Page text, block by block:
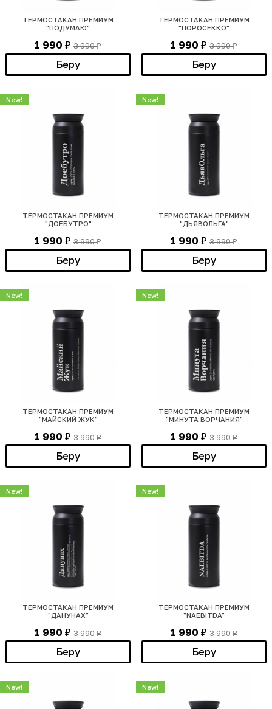
ТЕРМОСТАКАН ПРЕМИУМ
"ПОДУМАЮ"
1 990 ₽ 3 990₽
Беру
ТЕРМОСТАКАН ПРЕМИУМ
"ПОРОСЕККО"
1 990 ₽ 3 990₽
Беру
ТЕРМОСТАКАН ПРЕМИУМ
"ДОЕБУТРО"
1 990 ₽ 3 990₽
Беру
New!
ТЕРМОСТАКАН ПРЕМИУМ
"ДЬЯВОЛЬГА"
1 990 ₽ 3 990₽
Беру
New!
ТЕРМОСТАКАН ПРЕМИУМ
"МАЙСКИЙ ЖУК"
1 990 ₽ 3 990₽
Беру
New!
ТЕРМОСТАКАН ПРЕМИУМ
"МИНУТА ВОРЧАНИЯ"
1 990 ₽ 3 990₽
Беру
New!
ТЕРМОСТАКАН ПРЕМИУМ
"ДАНУНАХ"
1 990 ₽ 3 990₽
Беру
New!
ТЕРМОСТАКАН ПРЕМИУМ
"NAEBITDA"
1 990 ₽ 3 990₽
Беру
New!
New! New!